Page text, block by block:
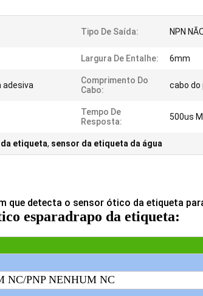
Tipo De Saída: NPN
Largura De Entalhe: 6mm
adesiva
Comprimento Do
Cabo:
cabo do
Tempo De
Resposta:
500us
etiqueta, sensor da etiqueta da água
que detecta o sensor ótico da etiqueta
esparadrapo da etiqueta:
NC/PNP NENHUM NC